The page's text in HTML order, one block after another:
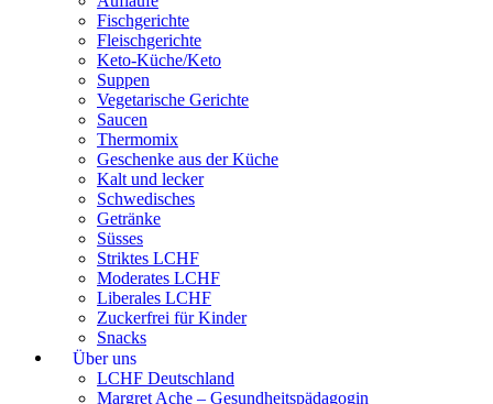
Fischgerichte
Fleischgerichte
Keto-Küche/Keto
Suppen
Vegetarische Gerichte
Saucen
Thermomix
Geschenke aus der Küche
Kalt und lecker
Schwedisches
Getränke
Süsses
Striktes LCHF
Moderates LCHF
Liberales LCHF
Zuckerfrei für Kinder
Snacks
Über uns
LCHF Deutschland
Margret Ache – Gesundheitspädagogin